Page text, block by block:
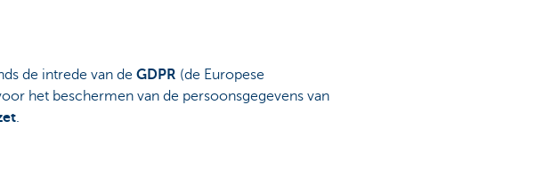
de intrede van de GDPR (de Europese
het beschermen van de persoonsgegevens van
.